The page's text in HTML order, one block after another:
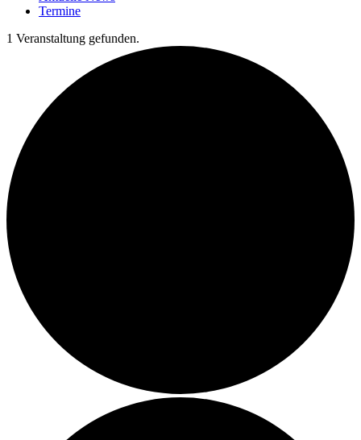
Termine
1 Veranstaltung gefunden.